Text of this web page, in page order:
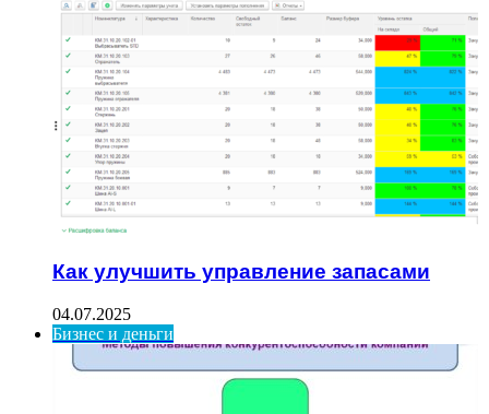
Как улучшить управление запасами
04.07.2025
Бизнес и деньги